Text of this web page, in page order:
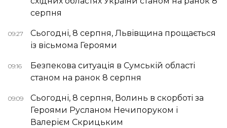
серпня
09:27
Сьогодні, 8 серпня, Львівщина прощається
із вісьмома Героями
09:16
Безпекова ситуація в Сумській області
станом на ранок 8 серпня
09:09
Сьогодні, 8 серпня, Волинь в скорботі за
Героями Русланом Нечипоруком і
Валерієм Скрицьким